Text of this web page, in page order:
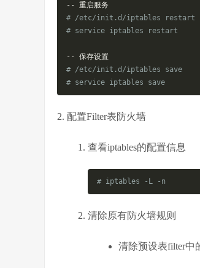
-- 重启服务
# /etc/init.d/iptables restart
# service iptables restart
-- 保存设置
# /etc/init.d/iptables save
# service iptables save
2. 配置Filter表防火墙
查看iptables的配置信息
# iptables -L -n
清除原有防火墙规则
清除预设表filter中